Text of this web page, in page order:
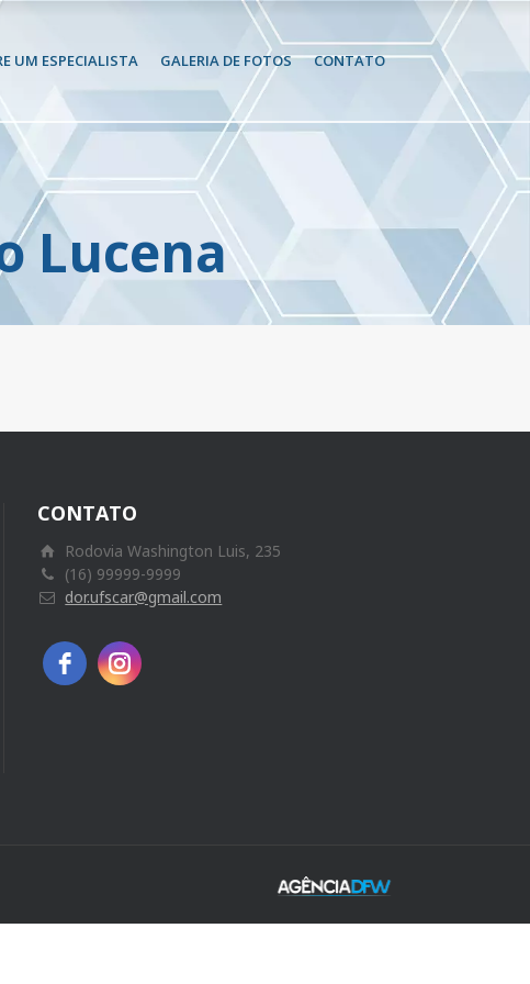
UM ESPECIALISTA GALERIA DE FOTOS CONTATO
Lucena
CONTATO
Rodovia Washington Luis, 235
(16) 99999-9999
dor.ufscar@gmail.com